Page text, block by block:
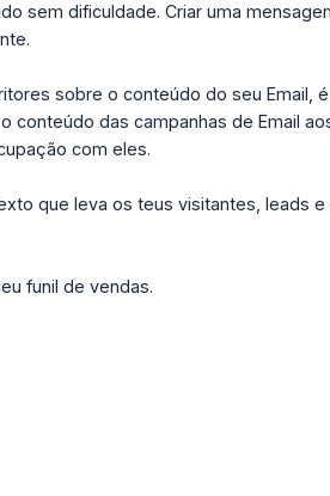
sem dificuldade. Criar uma
sobre o conteúdo do seu Email, é
conteúdo das campanhas de Email
com eles.
que leva os teus visitantes, leads e
funil de vendas.